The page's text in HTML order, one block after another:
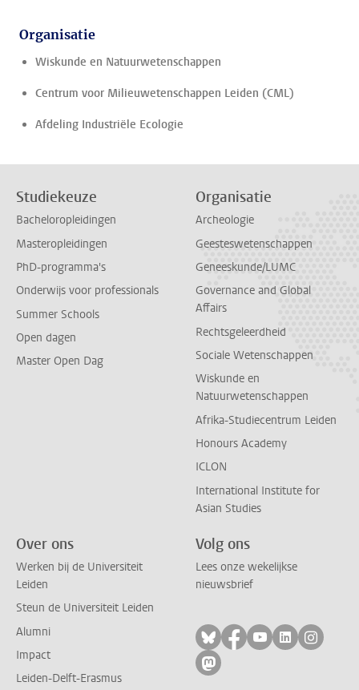
Organisatie
Wiskunde en Natuurwetenschappen
Centrum voor Milieuwetenschappen Leiden (CML)
Afdeling Industriële Ecologie
Studiekeuze
Bacheloropleidingen
Masteropleidingen
PhD-programma's
Onderwijs voor professionals
Summer Schools
Open dagen
Master Open Dag
Organisatie
Archeologie
Geesteswetenschappen
Geneeskunde/LUMC
Governance and Global
Affairs
Rechtsgeleerdheid
Sociale Wetenschappen
Wiskunde en
Natuurwetenschappen
Afrika-Studiecentrum Leiden
Honours Academy
ICLON
International Institute for
Asian Studies
Over ons
Werken bij de Universiteit
Leiden
Steun de Universiteit Leiden
Alumni
Impact
Leiden-Delft-Erasmus
Volg ons
Lees onze wekelijkse
nieuwsbrief
Volg ons op bluesky
Volg ons op
Volg ons op
Volg ons
Volg
Volg ons op mastodon